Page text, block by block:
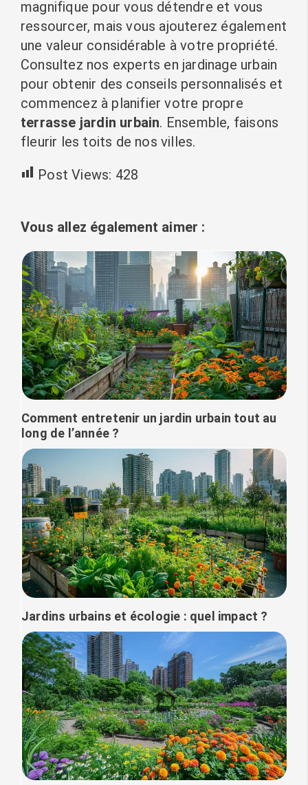
magnifique pour vous détendre et vous
ressourcer, mais vous ajouterez également
une valeur considérable à votre propriété.
Consultez nos experts en jardinage urbain
pour obtenir des conseils personnalisés et
commencez à planifier votre propre
terrasse jardin urbain. Ensemble, faisons
fleurir les toits de nos villes.
Post Views: 428
Vous allez également aimer :
Comment entretenir un jardin urbain tout au
long de l’année ?
Jardins urbains et écologie : quel impact ?